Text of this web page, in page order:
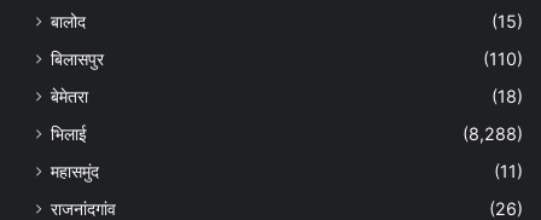
बालोद
(15)
बिलासपुर
(110)
बेमेतरा
(18)
भिलाई
(8,288)
महासमुंद
(11)
राजनांदगांव
(26)